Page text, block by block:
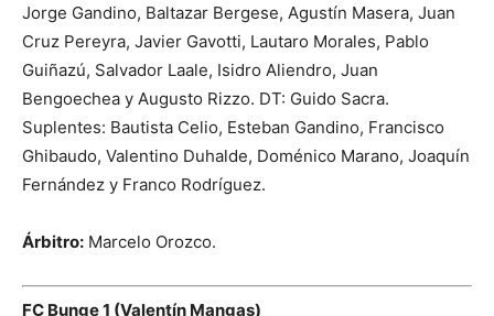
Jorge Gandino, Baltazar Bergese, Agustín Masera, Juan
Cruz Pereyra, Javier Gavotti, Lautaro Morales, Pablo
Guiñazú, Salvador Laale, Isidro Aliendro, Juan
Bengoechea y Augusto Rizzo. DT: Guido Sacra.
Suplentes: Bautista Celio, Esteban Gandino, Francisco
Ghibaudo, Valentino Duhalde, Doménico Marano, Joaquín
Fernández y Franco Rodríguez.
Árbitro: Marcelo Orozco.
FC Bunge 1 (Valentín Mangas)